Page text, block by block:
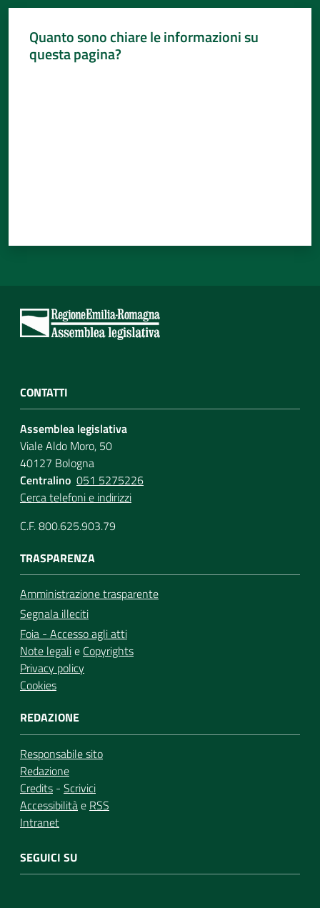
Quanto sono chiare le informazioni su
questa pagina?
CONTATTI
Assemblea legislativa
Viale Aldo Moro, 50
40127 Bologna
Centralino 051 5275226
Cerca telefoni e indirizzi
C.F. 800.625.903.79
TRASPARENZA
Amministrazione trasparente
Segnala illeciti
Foia - Accesso agli atti
Note legalie Copyrights
Privacy policy
Cookies
REDAZIONE
Responsabile sito
Redazione
Credits - Scrivici
Accessibilitàe RSS
Intranet
SEGUICI SU